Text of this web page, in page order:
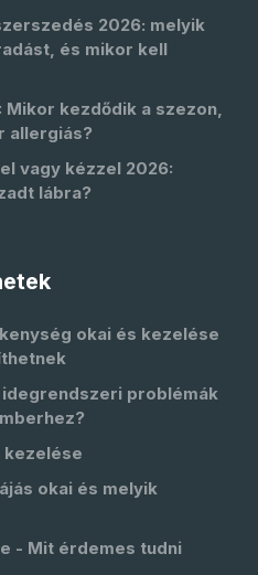
2026: melyik
és mikor kell
Mikor kezdődik a szezon,
allergiás?
vagy kézzel 2026:
lábra?
okai és kezelése
idegrendszeri problémák
kezelése
okai és melyik
- Mit érdemes tudni